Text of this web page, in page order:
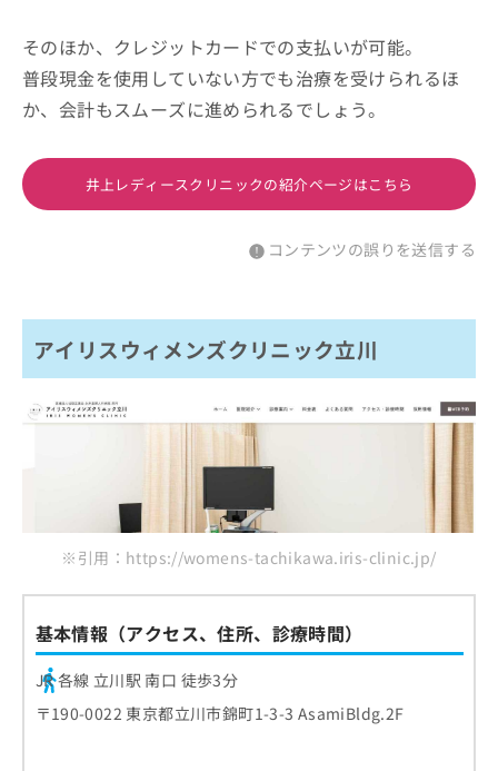
そのほか、クレジットカードでの支払いが可能。
普段現金を使用していない方でも治療を受けられるほ
か、会計もスムーズに進められるでしょう。
井上レディースクリニックの紹介ページはこちら
コンテンツの誤りを送信する
アイリスウィメンズクリニック立川
※引用：https://womens-tachikawa.iris-clinic.jp/
基本情報（アクセス、住所、診療時間）
JR 各線 立川駅 南口 徒歩3分
〒190-0022 東京都立川市錦町1-3-3 AsamiBldg.2F